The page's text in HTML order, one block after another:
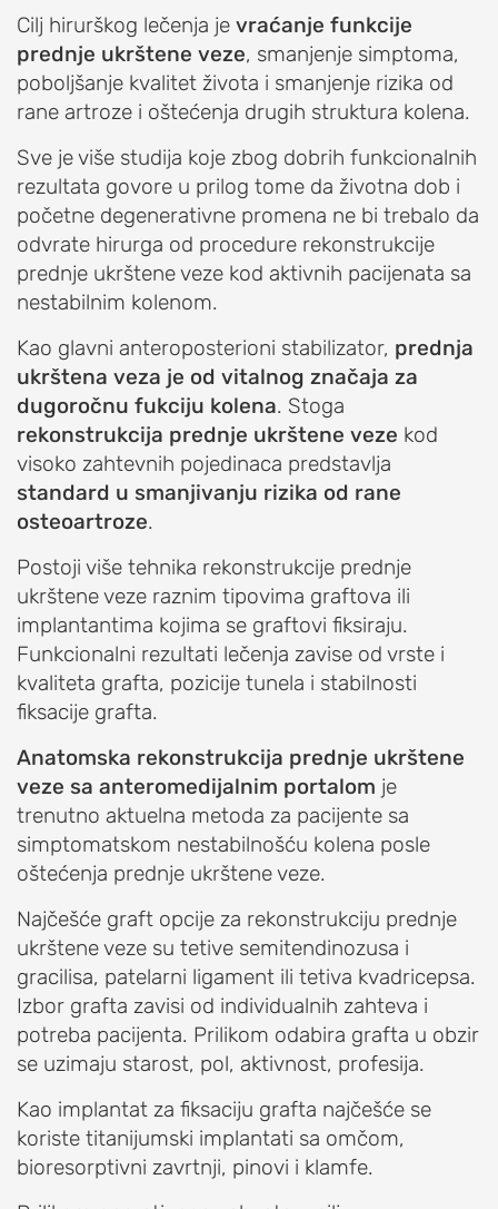
Patelofemoralni
sindrom
(trkačko
koleno,
bol
u
čašici)
Gonartroza
(osteoartritis
kolena)
Bekerova
cista
(serozna
cista
zatkolene
jame)
PROCEDURE
ZA
LEČENJE
KOLENA
Veštačko
koleno
Artroskopija
kolena
KUK
POVREDE
I
OBOLJENJA
KUKA
PROCEDURE
ZA
LEČENJE
Veštački
kuk
Cilj hirurškog lečenja je vraćanje funkcije
prednje ukrštene veze, smanjenje simptoma,
poboljšanje kvalitet života i smanjenje rizika od
rane artroze i oštećenja drugih struktura kolena.
Sve je više studija koje zbog dobrih funkcionalnih
rezultata govore u prilog tome da životna dob i
početne degenerativne promena ne bi trebalo da
odvrate hirurga od procedure rekonstrukcije
prednje ukrštene veze kod aktivnih pacijenata sa
nestabilnim kolenom.
Kao glavni anteroposterioni stabilizator, prednja
ukrštena veza je od vitalnog značaja za
dugoročnu fukciju kolena. Stoga
rekonstrukcija prednje ukrštene veze kod
visoko zahtevnih pojedinaca predstavlja
standard u smanjivanju rizika od rane
osteoartroze.
Postoji više tehnika rekonstrukcije prednje
ukrštene veze raznim tipovima graftova ili
implantantima kojima se graftovi fiksiraju.
Funkcionalni rezultati lečenja zavise od vrste i
kvaliteta grafta, pozicije tunela i stabilnosti
fiksacije grafta.
Anatomska rekonstrukcija prednje ukrštene
veze sa anteromedijalnim portalom je
trenutno aktuelna metoda za pacijente sa
simptomatskom nestabilnošću kolena posle
oštećenja prednje ukrštene veze.
Najčešće graft opcije za rekonstrukciju prednje
ukrštene veze su tetive semitendinozusa i
gracilisa, patelarni ligament ili tetiva kvadricepsa.
Izbor grafta zavisi od individualnih zahteva i
potreba pacijenta. Prilikom odabira grafta u obzir
se uzimaju starost, pol, aktivnost, profesija.
Kao implantat za fiksaciju grafta najčešće se
koriste titanijumski implantati sa omčom,
bioresorptivni zavrtnji, pinovi i klamfe.